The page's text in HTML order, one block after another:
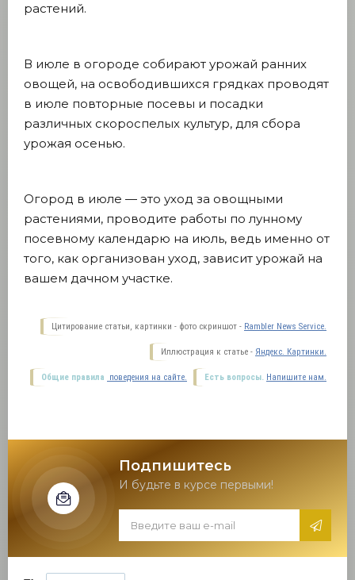
растений.
В июле в огороде собирают урожай ранних
овощей, на освободившихся грядках проводят
в июле повторные посевы и посадки
различных скороспелых культур, для сбора
урожая осенью.
Огород в июле — это уход за овощными
растениями, проводите работы по лунному
посевному календарю на июль, ведь именно от
того, как организован уход, зависит урожай на
вашем дачном участке.
Цитирование статьи, картинки - фото скриншот - Rambler News Service.
Иллюстрация к статье - Яндекс. Картинки.
Есть вопросы. Напишите нам.
Общие правила поведения на сайте.
Подпишитесь
И будьте в курсе первыми!